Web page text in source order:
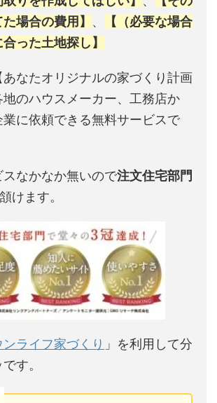
場合の費用】 、
【（必要な場合
った土地探し】
なたオリジナルの家づくり計画
のハウスメーカー、工務店か
業に依頼できる無料サービスで
なかなか無いので注文住宅部門
けます。
ンライフ家づくり 」を利用して分
す。